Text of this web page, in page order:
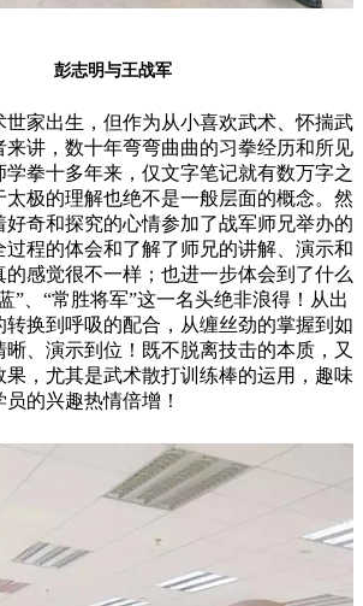
彭志明与王战军
世家出生，但作为从小喜欢武术、怀揣武
来讲，数十年弯弯曲曲的习拳经历和所见
学拳十多年来，仅文字笔记就有数万字之
太极的理解也绝不是一般层面的概念。然
奇和探究的心情参加了战军师兄举办的
程的体会和了解了师兄的讲解、演示和
感觉很不一样；也进一步体会到了什么
”、“常胜将军”这一名头绝非浪得！从出
转换到呼吸的配合，从缠丝劲的掌握到如
、演示到位！既不脱离技击的本质，又
果，尤其是武术散打训练棒的运用，趣味
的兴趣热情倍增！